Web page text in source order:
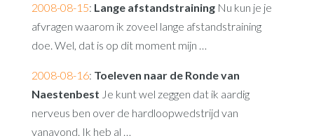
2008-08-15: Lange afstandstrainingNu kun je je
afvragen waarom ik zoveel lange afstandstraining
doe. Wel, dat is op dit moment mijn …
2008-08-16: Toeleven naar de Ronde van
Naestenbest Je kunt wel zeggen dat ik aardig
nerveus ben over de hardloopwedstrijd van
vanavond. Ik heb al …